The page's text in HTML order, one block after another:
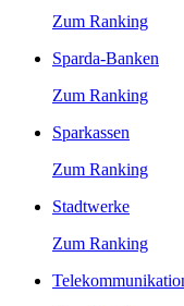
Zum Ranking
Sparda-Banken
Zum Ranking
Sparkassen
Zum Ranking
Stadtwerke
Zum Ranking